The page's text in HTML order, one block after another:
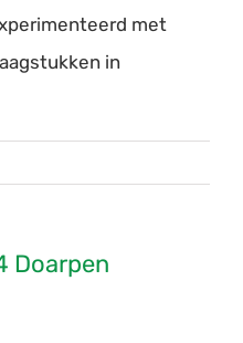
met
in
Doarpen